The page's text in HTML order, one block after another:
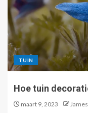
TUIN
Hoe tuin
maart 9, 2023 James